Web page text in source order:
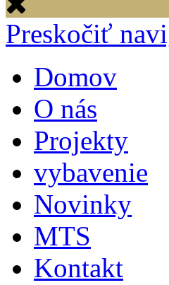
Preskočiť
Domov
O nás
Projekty
vybavenie
Novinky
MTS
Kontakt